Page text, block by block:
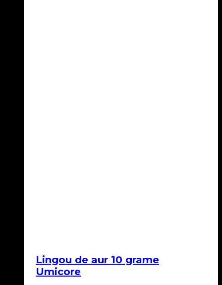
Lingou de aur 10 grame
Umicore